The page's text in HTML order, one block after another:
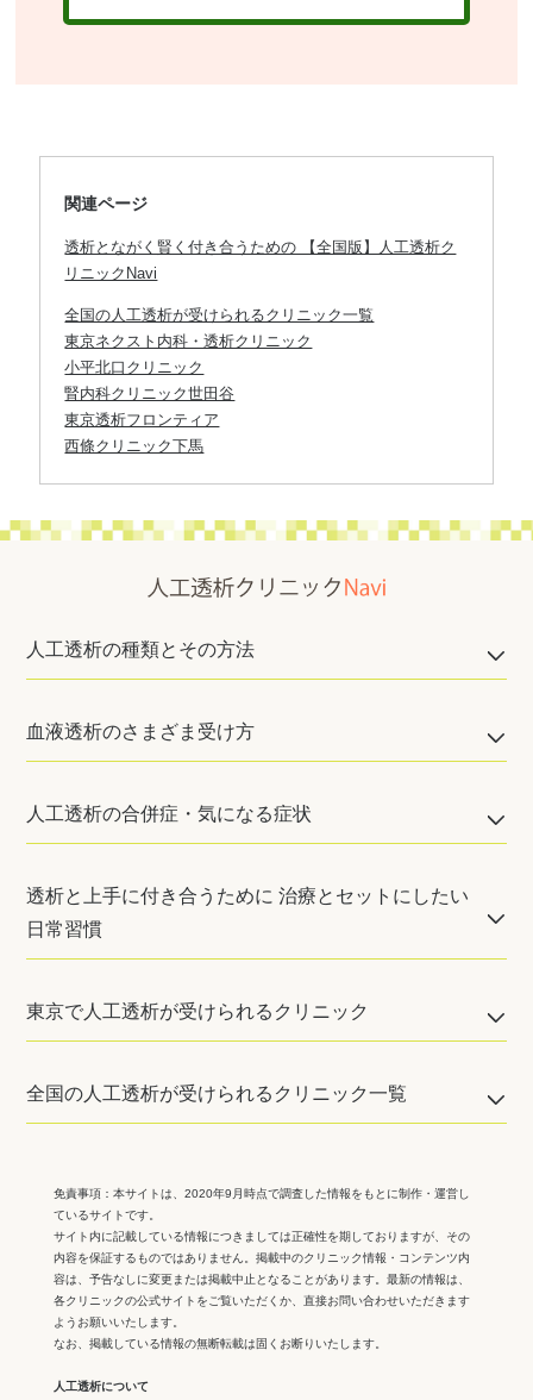
関連ページ
透析とながく賢く付き合うための 【全国版】人工透析ク
リニックNavi
全国の人工透析が受けられるクリニック一覧
東京ネクスト内科・透析クリニック
小平北口クリニック
腎内科クリニック世田谷
東京透析フロンティア
西條クリニック下馬
人工透析の種類とその方法
血液透析のさまざま受け方
人工透析の合併症・気になる症状
透析と上手に付き合うために 治療とセットにしたい
日常習慣
東京で人工透析が受けられるクリニック
全国の人工透析が受けられるクリニック一覧
免責事項： 本サイトは、2020年9月時点で調査した情報をもとに制作・運営し
ているサイトです。
サイト内に記載している情報につきましては正確性を期しておりますが、その
内容を保証するものではありません。掲載中のクリニック情報・コンテンツ内
容は、予告なしに変更または掲載中止となることがあります。最新の情報は、
各クリニックの公式サイトをご覧いただくか、直接お問い合わせいただきます
ようお願いいたします。
なお、掲載している情報の無断転載は固くお断りいたします。
人工透析について